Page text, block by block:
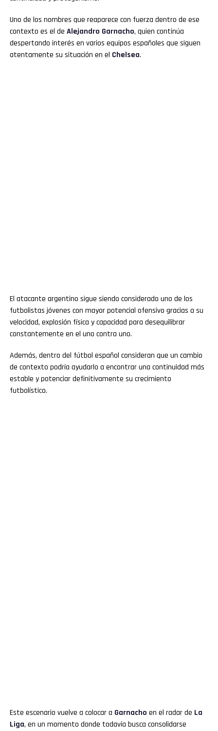
Uno de los nombres que reaparece con fuerza dentro de ese
contexto es el de Alejandro Garnacho, quien continúa
despertando interés en varios equipos españoles que siguen
atentamente su situación en el Chelsea.
El atacante argentino sigue siendo considerado uno de los
futbolistas jóvenes con mayor potencial ofensivo gracias a su
velocidad, explosión física y capacidad para desequilibrar
constantemente en el uno contra uno.
Además, dentro del fútbol español consideran que un cambio
de contexto podría ayudarlo a encontrar una continuidad más
estable y potenciar definitivamente su crecimiento
futbolístico.
Este escenario vuelve a colocar a Garnacho en el radar de La
Liga, en un momento donde todavía busca consolidarse